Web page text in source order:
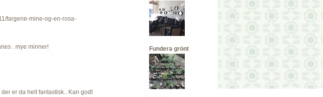
fargene-mine-og-en-rosa-
. mye minner!
er da helt fantastisk.. Kan godt
Fundera grönt